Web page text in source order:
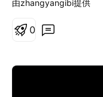
由zhangyangibi提供
0